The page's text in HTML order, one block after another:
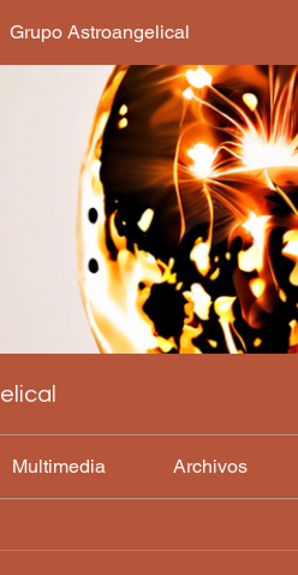
Grupo Astroangelical
Multimedia Archivos